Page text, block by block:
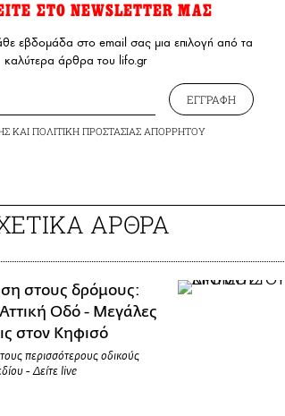
ΣΤΟ NEWSLETTER ΜΑΣ
εβδομάδα στο email σας μια επιλογή από τα
καλύτερα άρθρα του lifo.gr
ΕΓΓΡΑΦΗ
ΚΑΙ ΠΟΛΙΤΙΚΗ ΠΡΟΣΤΑΣΙΑΣ ΑΠΟΡΡΗΤΟΥ
ΑΡΘΡΑ
στους δρόμους:
Οδό - Μεγάλες
στον Κηφισό
περισσότερους οδικούς
- Δείτε live